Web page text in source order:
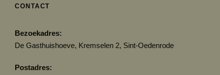
CONTACT
Bezoekadres:
De Gasthuishoeve, Kremselen 2, Sint-Oedenrode
Postadres: